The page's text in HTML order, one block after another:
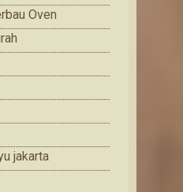
Oven
jakarta